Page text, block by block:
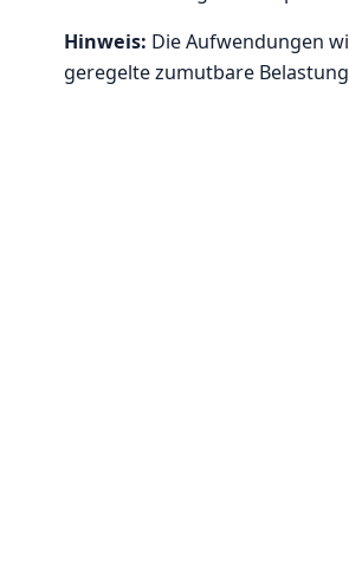
Hinweis: Die Aufwendungen
geregelte zumutbare